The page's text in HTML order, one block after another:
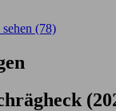
(78)